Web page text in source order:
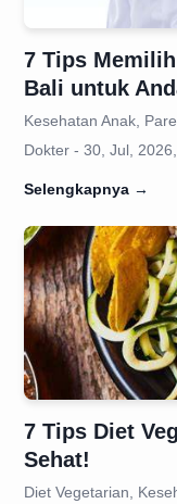
7 Tips
Bali untuk
Kesehatan Anak,
Dokter - 30, Jul,
Selengkapnya →
7 Tips Diet
Sehat!
Diet Vegetarian,